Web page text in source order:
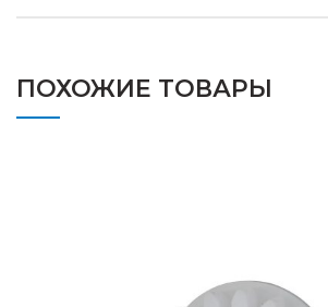
ПОХОЖИЕ ТОВАРЫ